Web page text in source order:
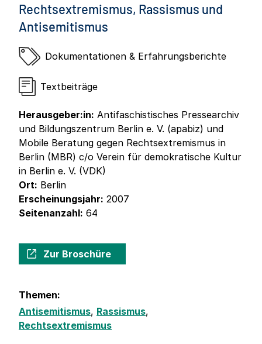
Rechtsextremismus, Rassismus und
Antisemitismus
Dokumentationen & Erfahrungsberichte
Textbeiträge
Herausgeber:in: Antifaschistisches Pressearchiv
und Bildungszentrum Berlin e. V. (apabiz) und
Mobile Beratung gegen Rechtsextremismus in
Berlin (MBR) c/o Verein für demokratische Kultur
in Berlin e. V. (VDK)
Ort: Berlin
Erscheinungsjahr: 2007
Seitenanzahl: 64
Zur Broschüre
Themen:
Antisemitismus, Rassismus,
Rechtsextremismus